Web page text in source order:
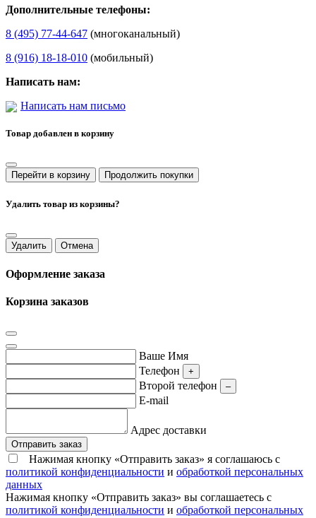
Дополнительные телефоны:
8 (495) 77-44-647 (многоканальный)
8 (916) 18-18-010 (мобильный)
Написать нам:
Написать нам письмо
Товар добавлен в корзину
Перейти в корзину Продолжить покупки
Удалить товар из корзины?
Удалить Отмена
Оформление заказа
Корзина заказов
Ваше Имя
Телефон
+
Второй телефон –
E-mail
Адрес доставки
Отправить заказ
Нажимая кнопку «Отправить заказ» я соглашаюсь с
политикой конфиденциальности и обработкой персональных
данных
Нажимая кнопку «Отправить заказ» вы соглашаетесь с
политикой конфиденциальности и обработкой персональных